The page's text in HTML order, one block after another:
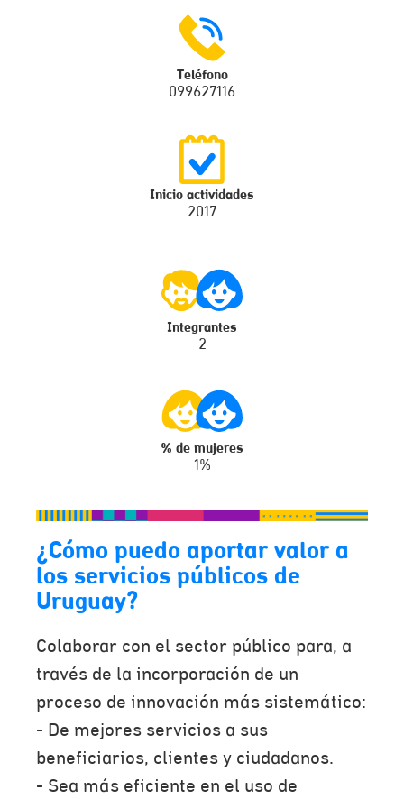
Teléfono
099627116
Inicio actividades
2017
Integrantes
2
% de mujeres
1%
¿Cómo puedo aportar valor a
los servicios públicos de
Uruguay?
Colaborar con el sector público para, a
través de la incorporación de un
proceso de innovación más sistemático:
- De mejores servicios a sus
beneficiarios, clientes y ciudadanos.
- Sea más eficiente en el uso de